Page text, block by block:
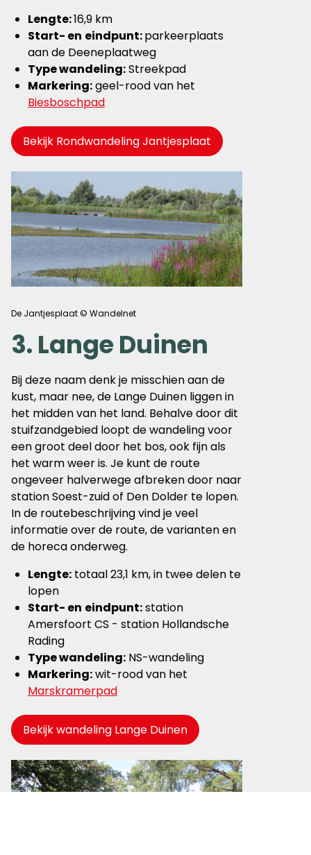
Lengte:16,9 km
Start- en eindpunt:parkeerplaats
aan de Deeneplaatweg
Type wandeling:Streekpad
Markering:geel-rood van het
Biesboschpad
Bekijk Rondwandeling Jantjesplaat
De Jantjesplaat © Wandelnet
3. Lange Duinen
Bij deze naam denk je misschien aan de
kust, maar nee, de Lange Duinen liggen in
het midden van het land. Behalve door dit
stuifzandgebied loopt de wandeling voor
een groot deel door het bos, ook fijn als
het warm weer is. Je kunt de route
ongeveer halverwege afbreken door naar
station Soest-zuid of Den Dolder te lopen.
In de routebeschrijving vind je veel
informatie over de route, de varianten en
de horeca onderweg.
Lengte: totaal 23,1 km, in twee delen te
lopen
Start- en eindpunt:station
Amersfoort CS - station Hollandsche
Rading
Type wandeling: NS-wandeling
Markering:wit-rood van het
Marskramerpad
Bekijk wandeling Lange Duinen